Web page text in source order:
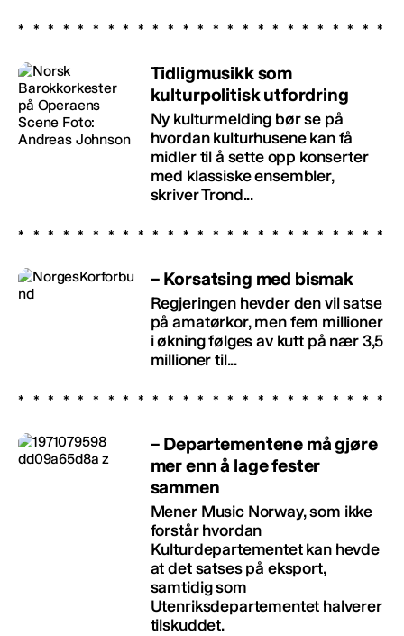
Tidligmusikk som
kulturpolitisk utfordring
Ny kulturmelding bør se på
hvordan kulturhusene kan få
midler til å sette opp konserter
med klassiske ensembler,
skriver Trond...
– Korsatsing med bismak
Regjeringen hevder den vil satse
på amatørkor, men fem millioner
i økning følges av kutt på nær 3,5
millioner til...
– Departementene må gjøre
mer enn å lage fester
sammen
Mener Music Norway, som ikke
forstår hvordan
Kulturdepartementet kan hevde
at det satses på eksport,
samtidig som
Utenriksdepartementet halverer
tilskuddet.